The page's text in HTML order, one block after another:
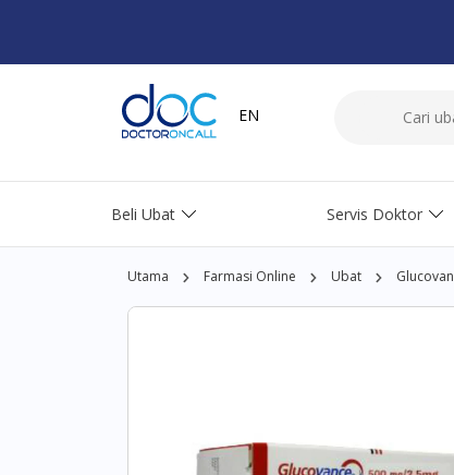
EN
Beli Ubat Servis Doktor
Utama Farmasi Online Ubat